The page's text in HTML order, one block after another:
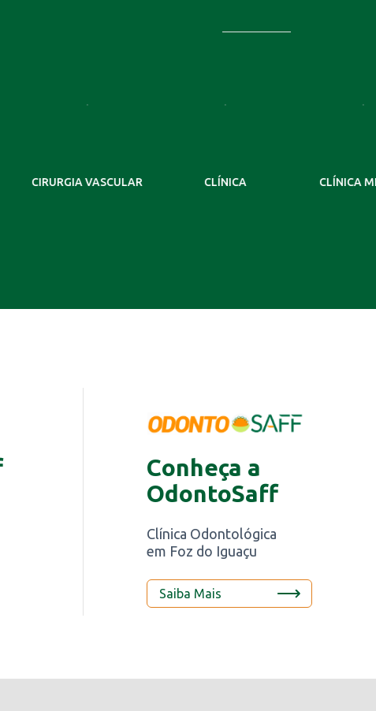
CIRURGIA VASCULAR CLÍNICA CLÍNICA MÉDICA
Conheça a
OdontoSaff
Clínica Odontológica
em Foz do Iguaçu
Saiba Mais